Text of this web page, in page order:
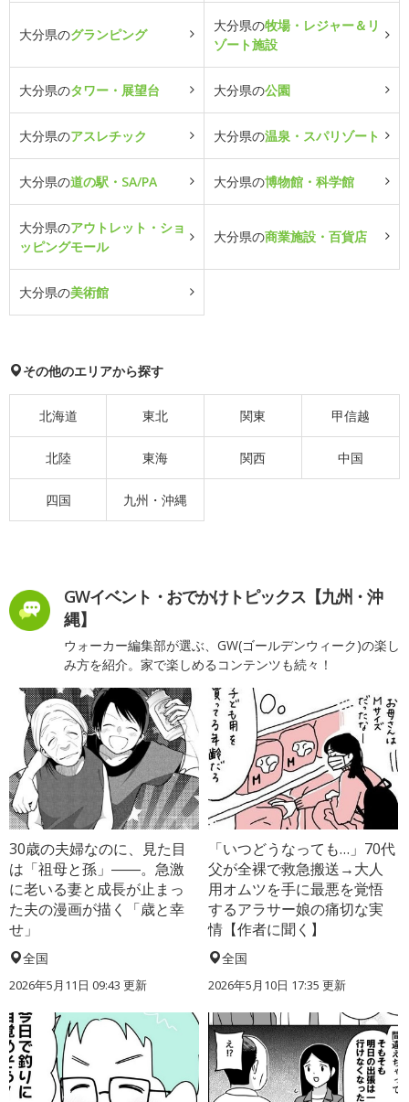
大分県のグランピング
大分県の牧場・レジャー＆リ
ゾート施設
大分県のタワー・展望台 大分県の公園
大分県のアスレチック 大分県の温泉・スパリゾート
大分県の道の駅・SA/PA 大分県の博物館・科学館
大分県のアウトレット・ショ
ッピングモール
大分県の商業施設・百貨店
大分県の美術館
その他のエリアから探す
北海道 東北 関東 甲信越
北陸 東海 関西 中国
四国 九州・沖縄
GWイベント・おでかけトピックス【九州・沖
縄】
ウォーカー編集部が選ぶ、GW(ゴールデンウィーク)の楽し
み方を紹介。家で楽しめるコンテンツも続々！
30歳の夫婦なのに、見た目
は「祖母と孫」――。急激
に老いる妻と成長が止まっ
た夫の漫画が描く「歳と幸
せ」
全国
2026年5月11日 09:43 更新
「いつどうなっても…」70代
父が全裸で救急搬送→大人
用オムツを手に最悪を覚悟
するアラサー娘の痛切な実
情【作者に聞く】
全国
2026年5月10日 17:35 更新